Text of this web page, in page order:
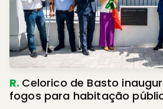
R. Celorico de Basto
fogos para habitação